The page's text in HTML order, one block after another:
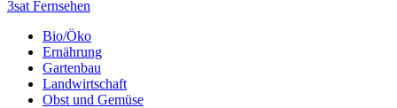
3sat Fernsehen
Bio/Öko
Ernährung
Gartenbau
Landwirtschaft
Obst und Gemüse